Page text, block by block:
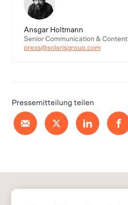
Ansgar Holtmann
Senior Communication &
press@solarisgroup.com
Pressemitteilung teilen